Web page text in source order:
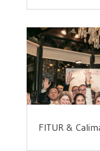
FITUR &